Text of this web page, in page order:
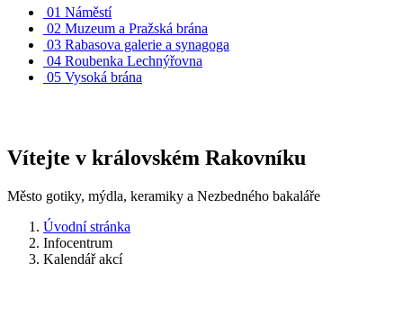
01 Náměstí
02 Muzeum a Pražská brána
03 Rabasova galerie a synagoga
04 Roubenka Lechnýřovna
05 Vysoká brána
Vítejte v královském Rakovníku
Město gotiky, mýdla, keramiky a Nezbedného bakaláře
Úvodní stránka
Infocentrum
Kalendář akcí